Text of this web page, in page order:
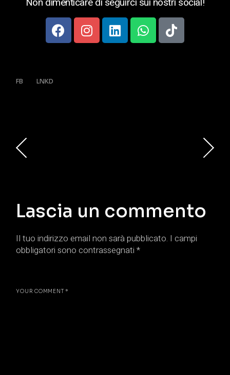
Non dimenticare di seguirci sui nostri social!
FB LNKD
Lascia un commento
Il tuo indirizzo email non sarà pubblicato. I campi
obbligatori sono contrassegnati*
YOUR COMMENT *